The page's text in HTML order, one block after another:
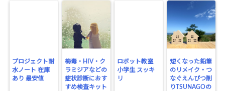
プロジェクト耐
水ノート 在庫
あり 最安値
梅毒・HIV・ク
ラミジアなどの
症状診断におす
すめ検査キット
ロボット教室
小学生 スッキ
リ
短くなった鉛筆
のリメイク・つ
なぐえんぴつ削
りTSUNAGOの